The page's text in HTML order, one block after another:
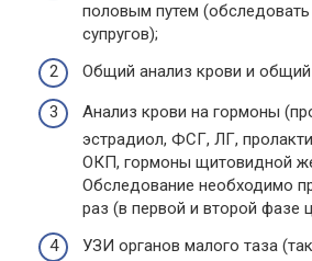
половым путем
супругов);
Общий анализ крови и общий
Анализ крови на гормоны
эстрадиол, ФСГ, ЛГ,
ОКП, гормоны щитовидной
Обследование необходимо
раз (в первой и второй фазе
УЗИ органов малого таза